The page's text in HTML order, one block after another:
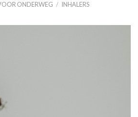
ONDERWEG / INHALERS